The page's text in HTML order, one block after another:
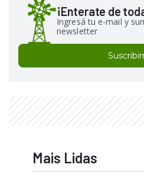
¡Enterate de
Ingresá tu e-mail y
newsletter
Mais Lidas